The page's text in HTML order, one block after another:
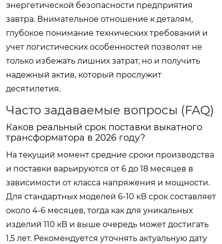
энергетической безопасности предприятия
завтра. Внимательное отношение к деталям,
глубокое понимание технических требований и
учет логистических особенностей позволят не
только избежать лишних затрат, но и получить
надежный актив, который прослужит
десятилетия.
Часто задаваемые вопросы (FAQ)
Каков реальный срок поставки выкатного
трансформатора в 2026 году?
На текущий момент средние сроки производства
и поставки варьируются от 6 до 18 месяцев в
зависимости от класса напряжения и мощности.
Для стандартных моделей 6-10 кВ срок составляет
около 4-6 месяцев, тогда как для уникальных
изделий 110 кВ и выше очередь может достигать
1,5 лет. Рекомендуется уточнять актуальную дату